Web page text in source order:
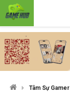
Tâm Sự Gamer